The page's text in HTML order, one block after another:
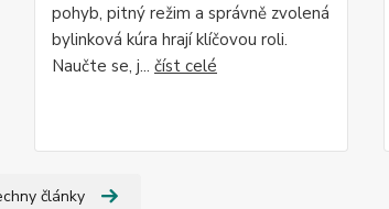
pohyb, pitný režim a správně zvolená
bylinková kúra hrají klíčovou roli.
Naučte se, j... číst celé
články